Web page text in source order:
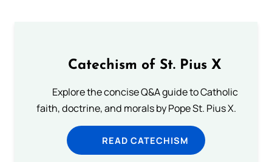
Catechism of St. Pius X
Explore the concise Q&A guide to Catholic
faith, doctrine, and morals by Pope St. Pius X.
READ CATECHISM